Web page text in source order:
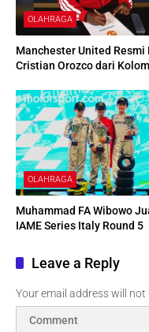
OLAHRAGA
Manchester United Resmi
Cristian Orozco dari
OLAHRAGA
Muhammad FA Wibowo
IAME Series Italy Round 5
Leave a Reply
Your email address will not